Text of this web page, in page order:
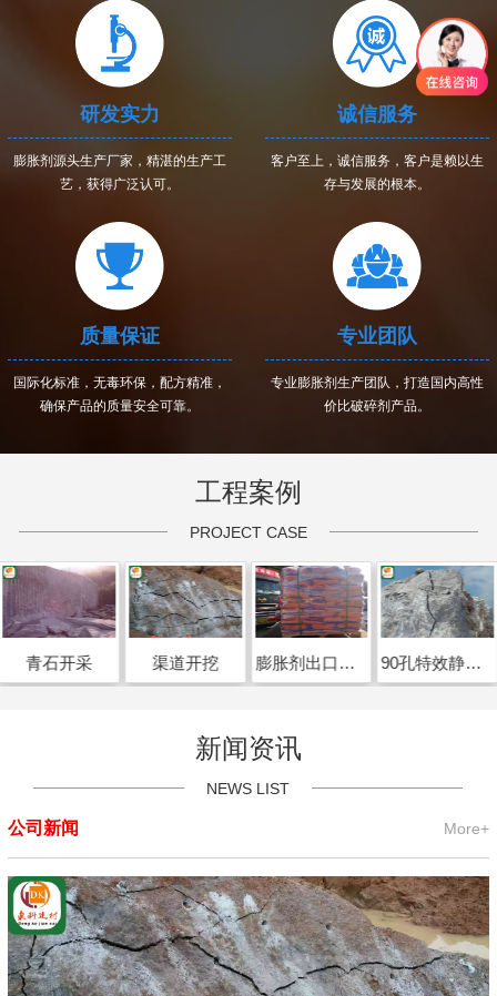
研发实力
膨胀剂源头生产厂家，精湛的生产工
艺，获得广泛认可。
诚信服务
客户至上，诚信服务，客户是赖以生
存与发展的根本。
质量保证
国际化标准，无毒环保，配方精准，
确保产品的质量安全可靠。
专业团队
专业膨胀剂生产团队，打造国内高性
价比破碎剂产品。
工程案例
PROJECT CASE
青石开采 渠道开挖 膨胀剂出口喀麦隆 90孔特效静态破碎剂开裂效果
新闻资讯
NEWS LIST
公司新闻 More+